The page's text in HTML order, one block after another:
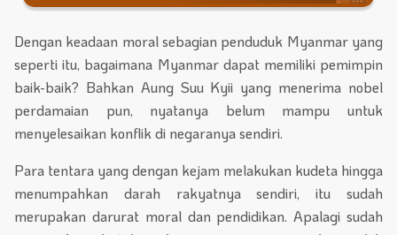
Dengan keadaan moral sebagian penduduk Myanmar yang
seperti itu, bagaimana Myanmar dapat memiliki pemimpin
baik-baik? Bahkan Aung Suu Kyii yang menerima nobel
perdamaian pun, nyatanya belum mampu untuk
menyelesaikan konflik di negaranya sendiri.
Para tentara yang dengan kejam melakukan kudeta hingga
menumpahkan darah rakyatnya sendiri, itu sudah
merupakan darurat moral dan pendidikan. Apalagi sudah